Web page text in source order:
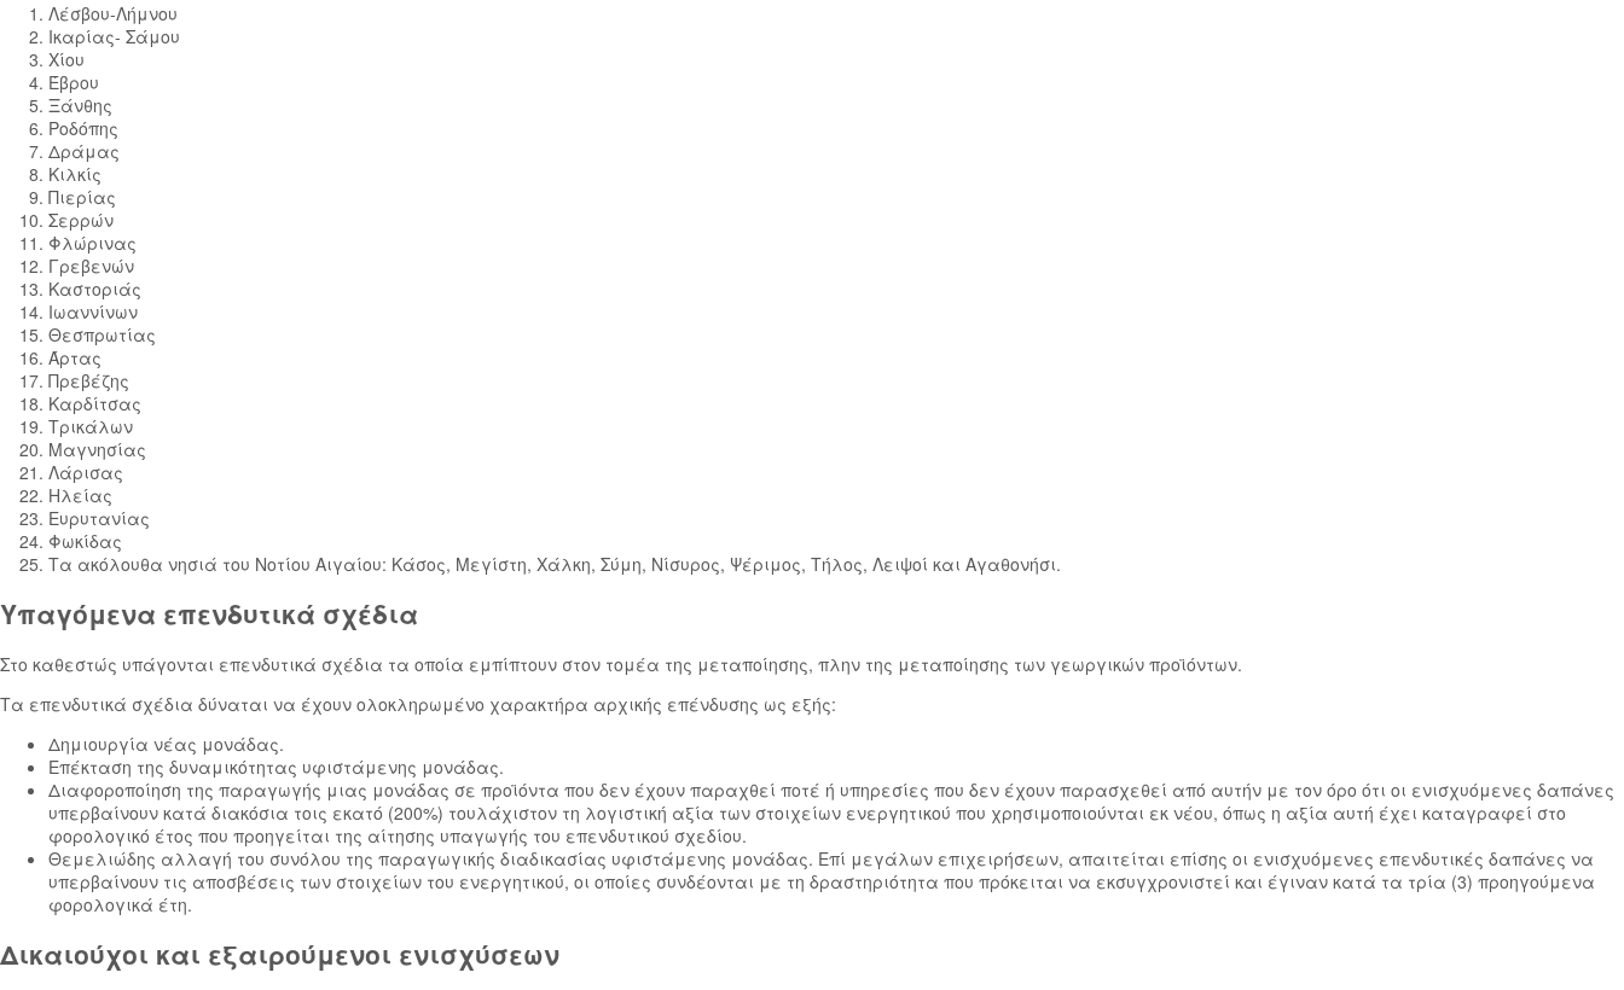
Λέσβου-Λήμνου
Ικαρίας- Σάμου
Χίου
Έβρου
Ξάνθης
Ροδόπης
Δράμας
Κιλκίς
Πιερίας
Σερρών
Φλώρινας
Γρεβενών
Καστοριάς
Ιωαννίνων
Θεσπρωτίας
Άρτας
Πρεβέζης
Καρδίτσας
Τρικάλων
Μαγνησίας
Λάρισας
Ηλείας
Ευρυτανίας
Φωκίδας
Τα ακόλουθα νησιά του Νοτίου Αιγαίου: Κάσος, Μεγίστη, Χάλκη, Σύμη, Νίσυρος, Ψέριμος, Τήλος, Λειψοί και Αγαθονήσι.
Υπαγόμενα επενδυτικά σχέδια
Στο καθεστώς υπάγονται επενδυτικά σχέδια τα οποία εμπίπτουν στον τομέα της μεταποίησης, πλην της μεταποίησης των γεωργικών προϊόντων.
Τα επενδυτικά σχέδια δύναται να έχουν ολοκληρωμένο χαρακτήρα αρχικής επένδυσης ως εξής:
Δημιουργία νέας μονάδας.
Επέκταση της δυναμικότητας υφιστάμενης μονάδας.
Διαφοροποίηση της παραγωγής μιας μονάδας σε προϊόντα που δεν έχουν παραχθεί ποτέ ή υπηρεσίες που δεν έχουν παρασχεθεί από αυτήν με τον όρο ότι οι ενισχυόμενες δαπάνες
υπερβαίνουν κατά διακόσια τοις εκατό (200%) τουλάχιστον τη λογιστική αξία των στοιχείων ενεργητικού που χρησιμοποιούνται εκ νέου, όπως η αξία αυτή έχει καταγραφεί στο
φορολογικό έτος που προηγείται της αίτησης υπαγωγής του επενδυτικού σχεδίου.
Θεμελιώδης αλλαγή του συνόλου της παραγωγικής διαδικασίας υφιστάμενης μονάδας. Επί μεγάλων επιχειρήσεων, απαιτείται επίσης οι ενισχυόμενες επενδυτικές δαπάνες να
υπερβαίνουν τις αποσβέσεις των στοιχείων του ενεργητικού, οι οποίες συνδέονται με τη δραστηριότητα που πρόκειται να εκσυγχρονιστεί και έγιναν κατά τα τρία (3) προηγούμενα
φορολογικά έτη.
Δικαιούχοι και εξαιρούμενοι ενισχύσεων